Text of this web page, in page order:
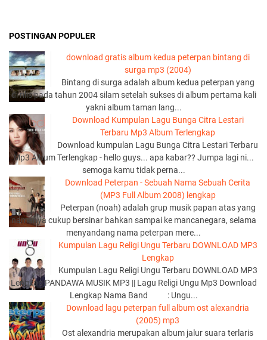
POSTINGAN POPULER
download gratis album kedua peterpan bintang di
surga mp3 (2004)
Bintang di surga adalah album kedua peterpan yang
di rilis pada tahun 2004 silam setelah sukses di album pertama kali
yakni album taman lang...
Download Kumpulan Lagu Bunga Citra Lestari
Terbaru Mp3 Album Terlengkap
Download kumpulan Lagu Bunga Citra Lestari Terbaru
Mp3 Album Terlengkap - hello guys... apa kabar?? Jumpa lagi ni...
semoga kamu tidak perna...
Download Peterpan - Sebuah Nama Sebuah Cerita
(MP3 Full Album 2008) lengkap
Peterpan (noah) adalah grup musik papan atas yang
namanya cukup bersinar bahkan sampai ke mancanegara, selama
menyandang nama peterpan mere...
Kumpulan Lagu Religi Ungu Terbaru DOWNLOAD MP3
Lengkap
Kumpulan Lagu Religi Ungu Terbaru DOWNLOAD MP3
Lengkap PANDAWA MUSIK MP3 || Lagu Religi Ungu Mp3 Download
Lengkap Nama Band : Ungu...
Download lagu peterpan full album ost alexandria
(2005) mp3
Ost alexandria merupakan album jalur suara terlaris